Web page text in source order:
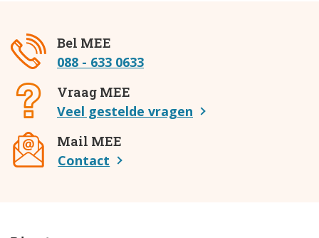
Bel MEE
088 - 633 0633
Vraag MEE
Veel gestelde vragen
Mail MEE
Contact